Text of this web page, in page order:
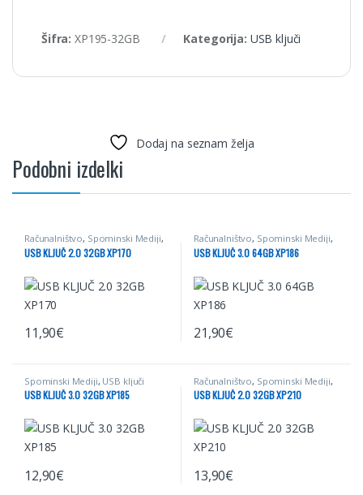
Šifra:XP195-32GB Kategorija: USB ključi
Dodaj na seznam želja
Podobni izdelki
Računalništvo, Spominski Mediji,
USB ključi ,Video
USB KLJUČ 2.0 32GB XP170
11,90€
Računalništvo, Spominski Mediji,
USB ključi ,Video
USB KLJUČ 3.0 64GB XP186
21,90€
Spominski Mediji, USB ključi
USB KLJUČ 3.0 32GB XP185
12,90€
Računalništvo, Spominski Mediji,
USB ključi ,Video
USB KLJUČ 2.0 32GB XP210
13,90€